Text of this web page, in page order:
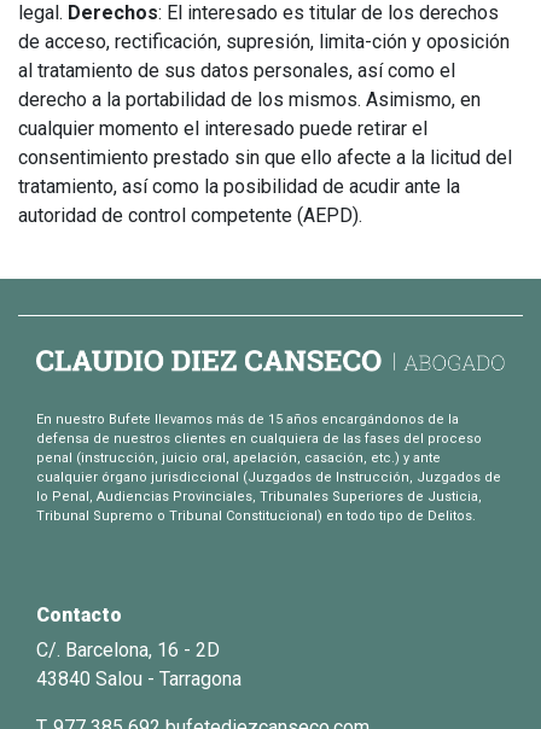
legal. Derechos: El interesado es titular de los derechos
de acceso, rectificación, supresión, limita-ción y oposición
al tratamiento de sus datos personales, así como el
derecho a la portabilidad de los mismos. Asimismo, en
cualquier momento el interesado puede retirar el
consentimiento prestado sin que ello afecte a la licitud del
tratamiento, así como la posibilidad de acudir ante la
autoridad de control competente (AEPD).
En nuestro Bufete llevamos más de 15 años encargándonos de la
defensa de nuestros clientes en cualquiera de las fases del proceso
penal (instrucción, juicio oral, apelación, casación, etc.) y ante
cualquier órgano jurisdiccional (Juzgados de Instrucción, Juzgados de
lo Penal, Audiencias Provinciales, Tribunales Superiores de Justicia,
Tribunal Supremo o Tribunal Constitucional) en todo tipo de Delitos.
Contacto
C/. Barcelona, 16 - 2D
43840 Salou - Tarragona